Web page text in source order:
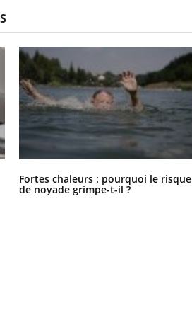
Fortes chaleurs : pourquoi le risque
de noyade grimpe-t-il ?